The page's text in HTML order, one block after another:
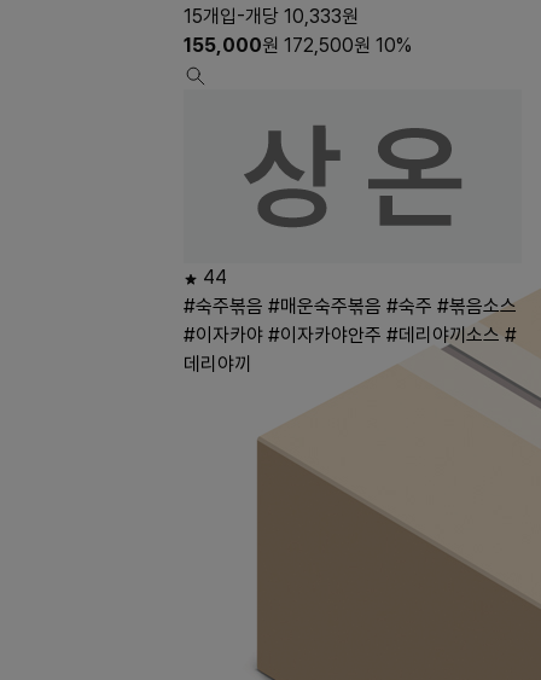
15개입-개당 10,333원
155,000원 172,500원 10%
44
#숙주볶음 #매운숙주볶음 #숙주 #볶음소스
#이자카야 #이자카야안주 #데리야끼소스 #
데리야끼